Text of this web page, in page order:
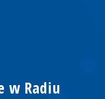
w Radiu